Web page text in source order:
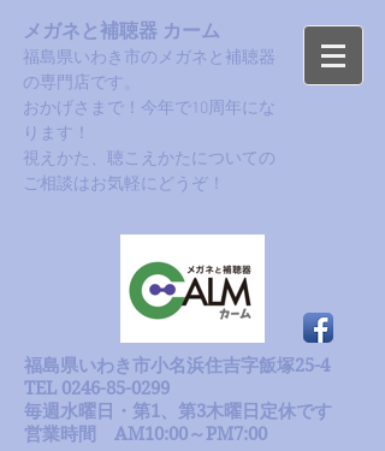
メガネと補聴器 カーム
福島県いわき市のメガネと補聴器
の専門店です。
おかげさまで！今年で10周年にな
ります！​
​視えかた、聴こえかたについての
ご相談はお気軽にどうぞ！
福島県いわき市小名浜住吉字飯塚25-4
TEL 0246-85-0299
毎週水曜日・第1、第3木曜日定休です
​営業時間 AM10:00～PM7:00